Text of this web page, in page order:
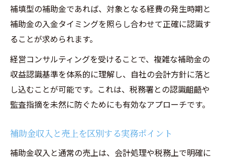
補填型の補助金であれば、対象となる経費の発生時期と
補助金の入金タイミングを照らし合わせて正確に認識す
ることが求められます。
経営コンサルティングを受けることで、複雑な補助金の
収益認識基準を体系的に理解し、自社の会計方針に落と
し込むことが可能です。これは、税務署との認識齟齬や
監査指摘を未然に防ぐためにも有効なアプローチです。
補助金収入と売上を区別する実務ポイント
補助金収入と通常の売上は、会計処理や税務上で明確に